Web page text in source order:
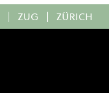
| ZUG | ZÜRICH